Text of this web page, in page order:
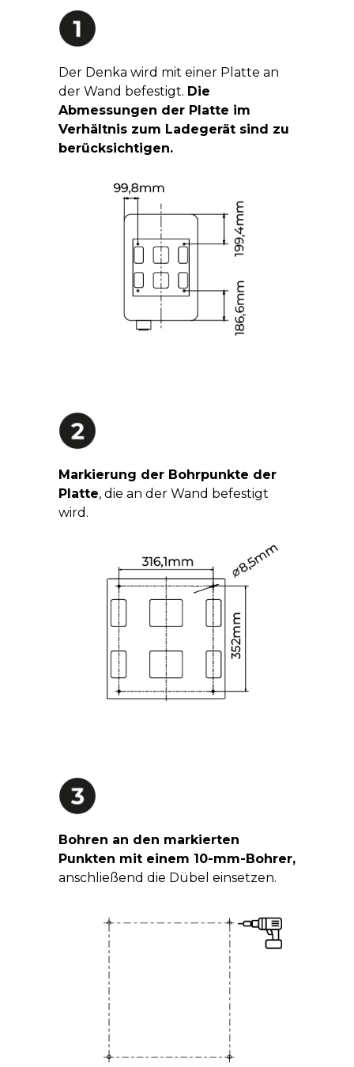
Der Denka wird mit einer Platte an
der Wand befestigt. Die
Abmessungen der Platte im
Verhältnis zum Ladegerät sind zu
berücksichtigen.
Markierung der Bohrpunkte der
Platte, die an der Wand befestigt
wird.
Bohren an den markierten
Punkten mit einem 10-mm-Bohrer,
anschließend die Dübel einsetzen.